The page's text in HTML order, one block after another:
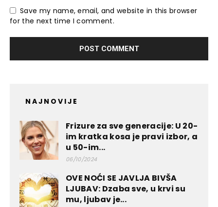
Save my name, email, and website in this browser
for the next time I comment.
NAJNOVIJE
Frizure za sve generacije: U 20-
im kratka kosa je pravi izbor, a
u 50-im...
06/10/2024
OVE NOĆI SE JAVLJA BIVŠA
LJUBAV: Dzaba sve, u krvi su
mu, ljubav je...